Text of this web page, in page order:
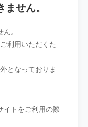
せん。
。
利用いただくた
となっておりま
イトをご利用の際